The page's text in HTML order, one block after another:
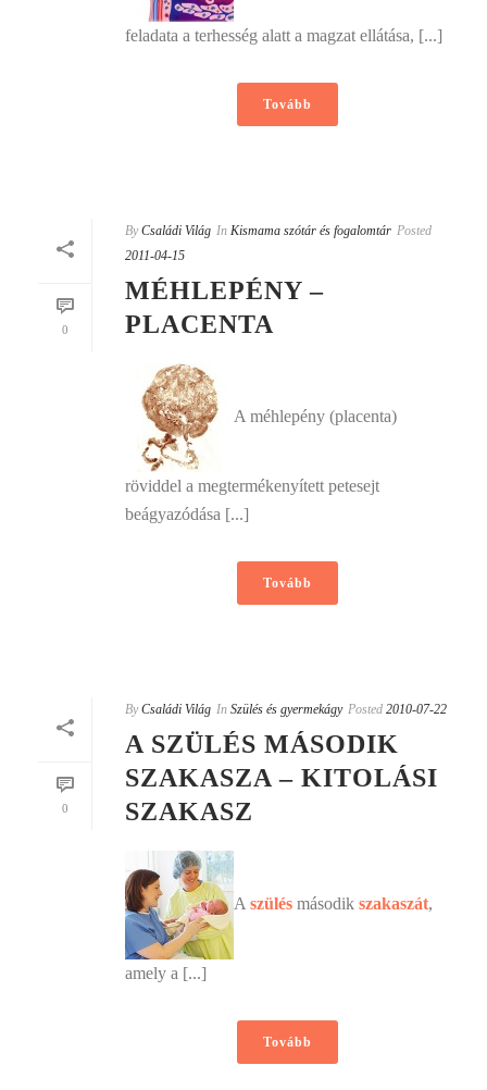
feladata a terhesség alatt a magzat ellátása, [...]
Tovább
0
By Családi Világ In Kismama szótár és fogalomtár Posted
2011-04-15
MÉHLEPÉNY –
PLACENTA
A méhlepény (placenta)
röviddel a megtermékenyített petesejt
beágyazódása [...]
Tovább
0
By Családi Világ In Szülés és gyermekágy Posted 2010-07-22
A SZÜLÉS MÁSODIK
SZAKASZA – KITOLÁSI
SZAKASZ
A szülés második szakaszát
amely a [...]
Tovább